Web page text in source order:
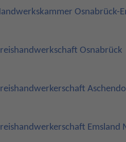
Osnabrück-
Osnabrück
Emsland